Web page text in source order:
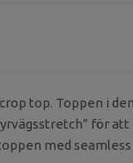
top. Toppen i
för
med